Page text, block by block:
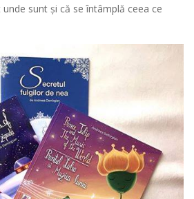
sunt și că se întâmplă ceea ce